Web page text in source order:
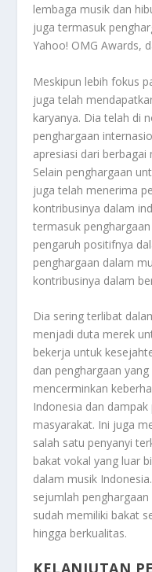
lembaga musik dan
juga termasuk
Yahoo! OMG Awards,
Meskipun lebih fokus
juga telah
karyanya. Dia telah di
penghargaan
apresiasi dari
Selain penghargaan
juga telah menerima
kontribusinya dalam
termasuk
pengaruh positifnya
penghargaan dalam
kontribusinya dalam
Dia sering terlibat
menjadi duta merek
bekerja untuk
dan penghargaan
mencerminkan
Indonesia dan
masyarakat. Ini juga
salah satu penyanyi
bakat vokal yang luar
dalam musik
sejumlah
sudah memiliki bakat
hingga berkualitas.